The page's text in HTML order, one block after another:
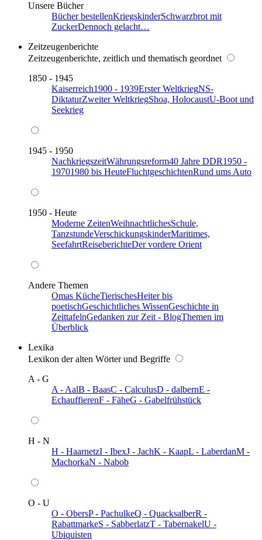
Unsere Bücher
Bücher bestellenKriegskinderSchwarzbrot mit
ZuckerDennoch gelacht…
Zeitzeugenberichte
Zeitzeugenberichte, zeitlich und thematisch geordnet
1850 - 1945
Kaiserreich1900 - 1939Erster WeltkriegNS-
DiktaturZweiter WeltkriegShoa, HolocaustU-Boot und
Seekrieg
1945 - 1950
NachkriegszeitWährungsreform40 Jahre DDR1950 -
19701980 bis HeuteFluchtgeschichtenRund ums Auto
1950 - Heute
Moderne ZeitenWeihnachtlichesSchule,
TanzstundeVerschickungskinderMaritimes,
SeefahrtReiseberichteDer vordere Orient
Andere Themen
Omas KücheTierischesHeiter bis
poetischGeschichtliches WissenGeschichte in
ZeittafelnGedanken zur Zeit - BlogThemen im
Überblick
Lexika
Lexikon der alten Wörter und Begriffe
A - G
A - AalB - BaasC - CalculusD - dalbernE -
EchauffierenF - FäheG - Gabelfrühstück
H - N
H - HaarnetzI - IbexJ - JachK - KaapL - LaberdanM -
MachorkaN - Nabob
O - U
O - ObersP - PachulkeQ - QuacksalberR -
RabattmarkeS - SabberlatzT - TabernakelU -
Ubiquisten